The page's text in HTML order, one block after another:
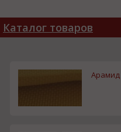
Каталог товаров
Арамид